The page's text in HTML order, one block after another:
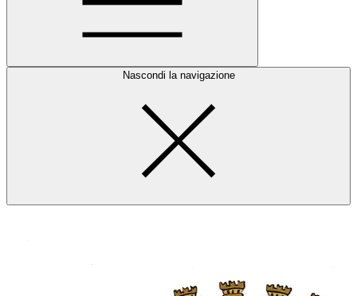
Nascondi la navigazione